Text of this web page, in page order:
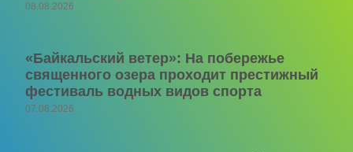
08.08.2026
«Байкальский ветер»: На побережье
священного озера проходит престижный
фестиваль водных видов спорта
07.08.2026